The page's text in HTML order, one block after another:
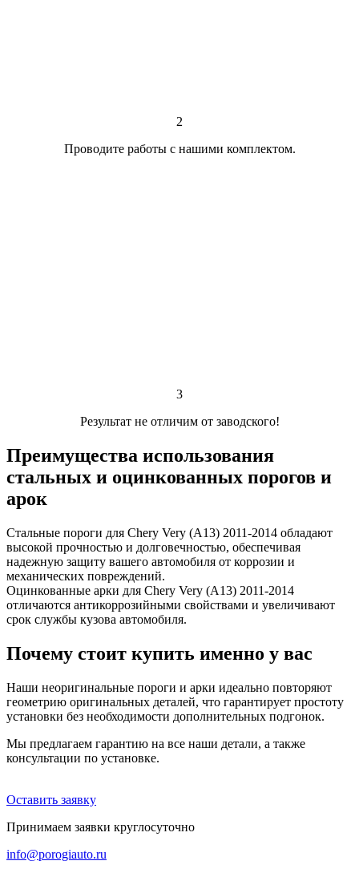
2
Проводите работы с нашими комплектом.
3
Результат не отличим от заводского!
Преимущества использования
стальных и оцинкованных порогов и
арок
Стальные пороги для Chery Very (A13) 2011-2014 обладают
высокой прочностью и долговечностью, обеспечивая
надежную защиту вашего автомобиля от коррозии и
механических повреждений.
Оцинкованные арки для Chery Very (A13) 2011-2014
отличаются антикоррозийными свойствами и увеличивают
срок службы кузова автомобиля.
Почему стоит купить именно у вас
Наши неоригинальные пороги и арки идеально повторяют
геометрию оригинальных деталей, что гарантирует простоту
установки без необходимости дополнительных подгонок.
Мы предлагаем гарантию на все наши детали, а также
консультации по установке.
Оставить заявку
Принимаем заявки круглосуточно
info@porogiauto.ru